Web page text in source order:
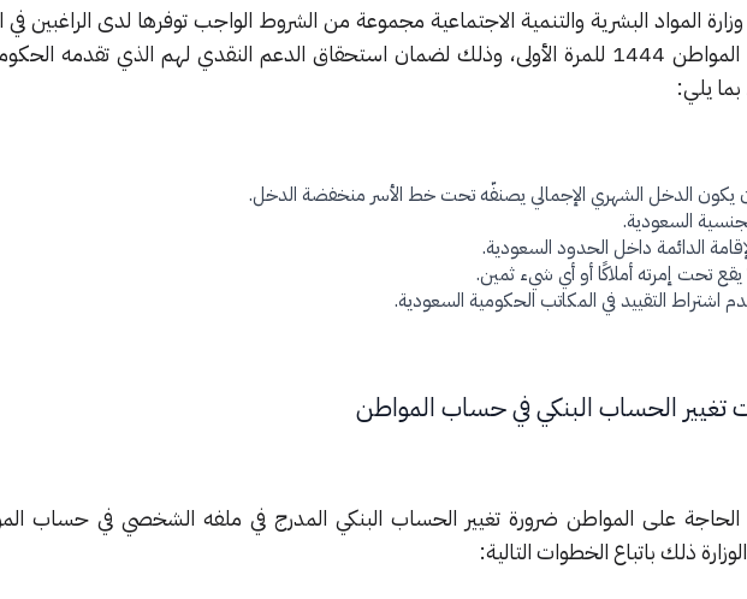
المواد البشرية والتنمية الاجتماعية مجموعة من الشروط الواجب توفرها لدى الراغبين
حساب المواطن 1444 للمرة الأولى، وذلك لضمان استحقاق الدعم النقدي لهم الذي تقدمه
يلي:
يكون الدخل الشهري الإجمالي يصنفّه تحت خط الأسر منخفضة الدخل.
السعودية.
الدائمة داخل الحدود السعودية.
يقع تحت إمرته أملاكًا أو أي شيء ثمين.
اشتراط التقييد في المكاتب الحكومية السعودية.
الحساب البنكي في حساب المواطن
على المواطن ضرورة تغيير الحساب البنكي المدرج في ملفه الشخصي في حساب
ذلك باتباع الخطوات التالية: